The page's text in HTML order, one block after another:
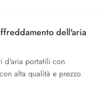
dell'aria
d'aria portatili con
alta qualità e prezzo